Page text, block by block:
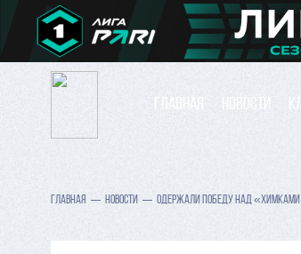
ГЛАВНАЯ НОВОСТИ
ГЛАВНАЯ НОВОСТИ ОДЕРЖАЛИ ПОБЕДУ НАД